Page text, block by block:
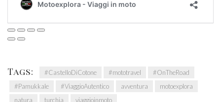
Tags: #CastelloDiCotone #mototravel
#OnTheRoad
#Pamukkale
#ViaggioAutentico avventura
motoexplora
natura
turchia viaggioinmoto